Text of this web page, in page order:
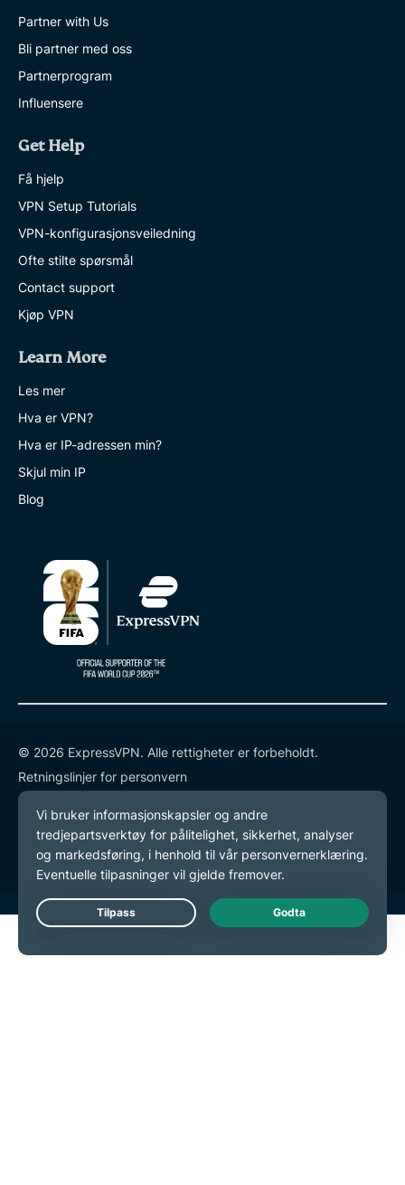
Partner with Us
Bli partner med oss
Partnerprogram
Influensere
Get Help
Få hjelp
VPN Setup Tutorials
VPN-konfigurasjonsveiledning
Ofte stilte spørsmål
Contact support
Kjøp VPN
Learn More
Les mer
Hva er VPN?
Hva er IP-adressen min?
Skjul min IP
Blog
© 2026 ExpressVPN. Alle rettigheter er forbeholdt.
Retningslinjer for personvern
Tjenestevilkår
endre preferansene dine
Live Chat